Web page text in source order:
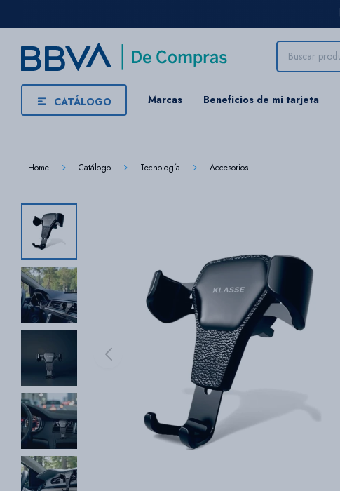
CATÁLOGO Marcas Beneficios de mi tarjeta
Home Catálogo Tecnología Accesorios